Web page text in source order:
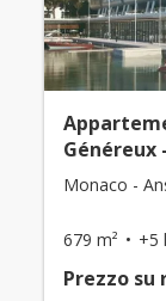
Généreux
Monaco -
679 m² +5
Prezzo su